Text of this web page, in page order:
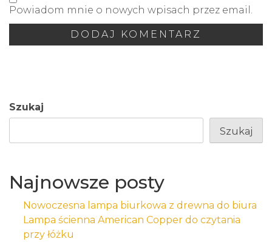
Powiadom mnie o nowych wpisach przez email.
Szukaj
Szukaj
Najnowsze posty
Nowoczesna lampa biurkowa z drewna do biura
Lampa ścienna American Copper do czytania
przy łóżku